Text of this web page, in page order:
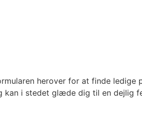
herover for at finde ledige
i stedet glæde dig til en dejlig